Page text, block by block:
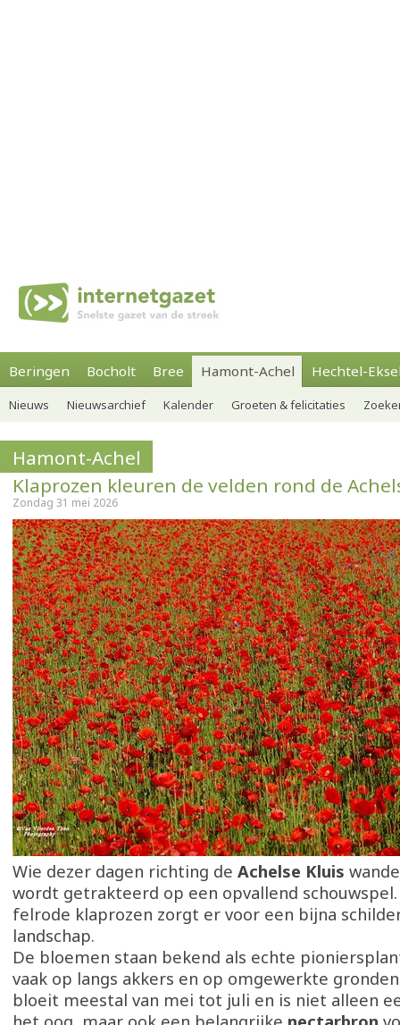
Beringen Bocholt Bree Hamont-Achel Hechtel-
Nieuws Nieuwsarchief Kalender Groeten & felicitaties
Hamont-Achel
Klaprozen kleuren de velden rond de
Zondag 31 mei 2026
Wie dezer dagen richting de Achelse Kluis
wordt getrakteerd op een opvallend schouwspel.
felrode klaprozen zorgt er voor een bijna
landschap.
De bloemen staan bekend als echte
vaak op langs akkers en op omgewerkte
bloeit meestal van mei tot juli en is niet alleen